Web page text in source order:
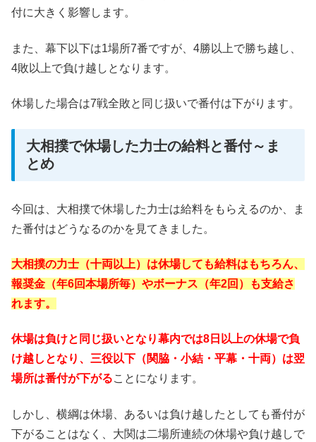
付に大きく影響します。
また、幕下以下は1場所7番ですが、4勝以上で勝ち越し、
4敗以上で負け越しとなります。
休場した場合は7戦全敗と同じ扱いで番付は下がります。
大相撲で休場した力士の給料と番付～ま
とめ
今回は、大相撲で休場した力士は給料をもらえるのか、ま
た番付はどうなるのかを見てきました。
大相撲の力士（十両以上）は休場しても給料はもちろん、
報奨金（年6回本場所毎）やボーナス（年2回）も支給さ
れます。
休場は負けと同じ扱いとなり幕内では8日以上の休場で負
け越しとなり、三役以下（関脇・小結・平幕・十両）は翌
場所は番付が下がることになります。
しかし、横綱は休場、あるいは負け越したとしても番付が
下がることはなく、大関は二場所連続の休場や負け越しで